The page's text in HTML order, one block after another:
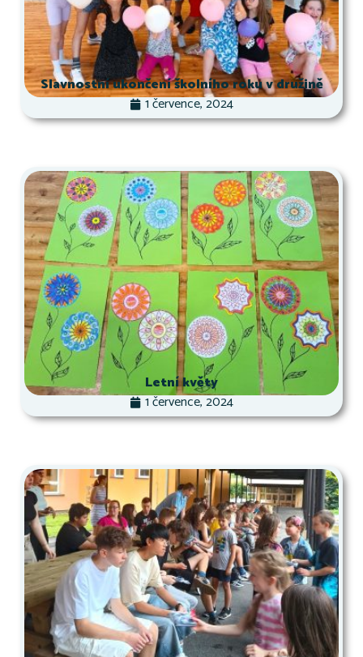
Slavnostní ukončení školního roku v družině
1 července, 2024
Letní květy
1 července, 2024